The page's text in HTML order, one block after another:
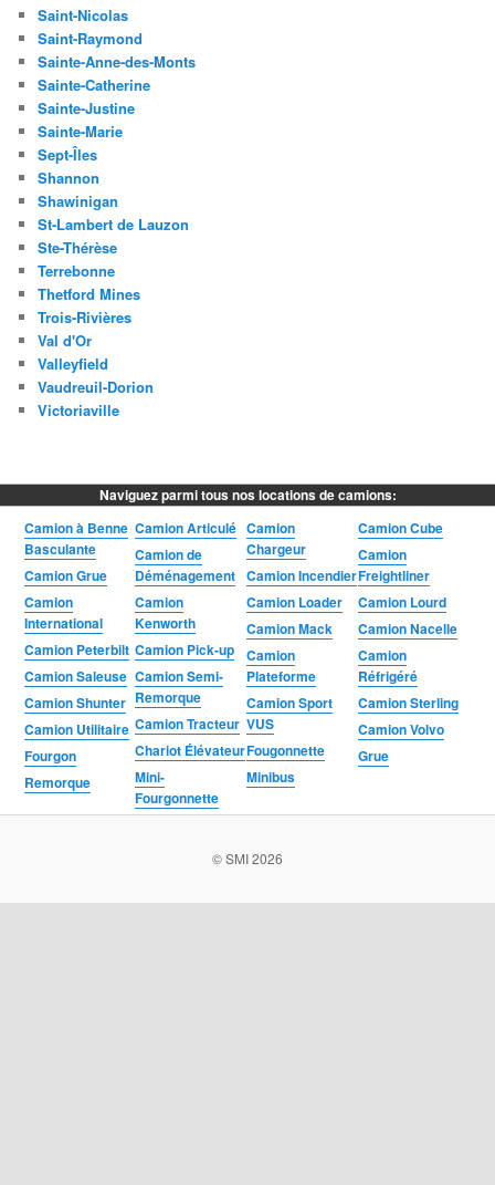
Saint-Nicolas
Saint-Raymond
Sainte-Anne-des-Monts
Sainte-Catherine
Sainte-Justine
Sainte-Marie
Sept-Îles
Shannon
Shawinigan
St-Lambert de Lauzon
Ste-Thérèse
Terrebonne
Thetford Mines
Trois-Rivières
Val d'Or
Valleyfield
Vaudreuil-Dorion
Victoriaville
Naviguez parmi tous nos locations de camions:
Camion à Benne
Basculante
Camion Articulé Camion
Chargeur
Camion Cube
Camion de
Déménagement
Camion
Freightliner
Camion Grue
Camion Incendier
Camion
International
Camion
Kenworth
Camion Loader
Camion Lourd
Camion Mack
Camion Nacelle
Camion Peterbilt Camion Pick-up
Camion
Plateforme
Camion
Réfrigéré
Camion Saleuse Camion Semi-
Remorque
Camion Shunter
Camion Sport
VUS
Camion Sterling
Camion Tracteur
Camion Utilitaire
Camion Volvo
Chariot ÉlévateurFougonnette
Fourgon
Grue
Mini-
Fourgonnette
Minibus
Remorque
© SMI 2026